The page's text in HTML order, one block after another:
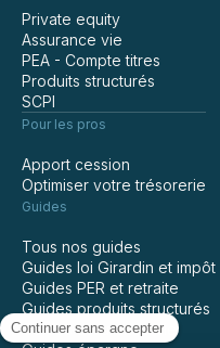
Private equity
Assurance vie
PEA - Compte titres
Produits structurés
SCPI
Pour les pros
Apport cession
Optimiser votre trésorerie
Guides
Tous nos guides
Guides loi Girardin et impôt
Guides PER et retraite
Guides produits structurés
Guides assurance vie